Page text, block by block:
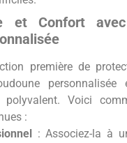
et Confort
première de
Voici
:
: Associez-la à